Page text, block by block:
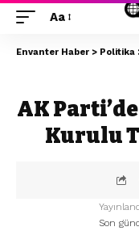
Aa
Envanter Haber > Politika
AK
Kurulu
Son